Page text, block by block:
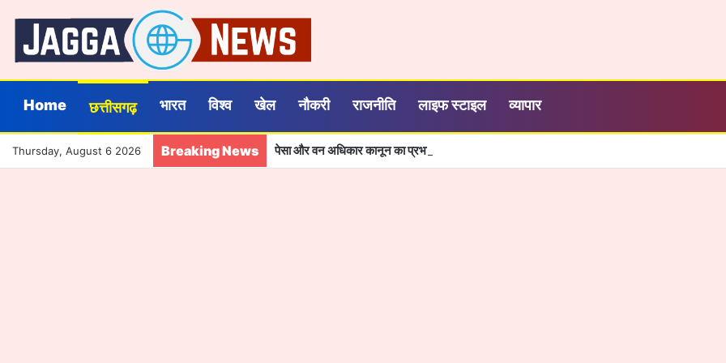
Home छत्तीसगढ़ भारत विश्व खेल नौकरी राजनीति लाइफ स्टाइल व्यापार
Thursday, August 6 2026 Breaking News